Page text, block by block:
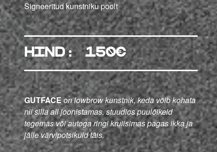
Signeeritud kunstniku poolt
hind: 150€
GUTFACEon lowbrow kunstnik, keda võib kohata
nii silla all joonistamas, stuudios puulõikeid
tegemas või autoga ringi kruiisimas pagas ikka ja
jälle värvipotsikuid täis.